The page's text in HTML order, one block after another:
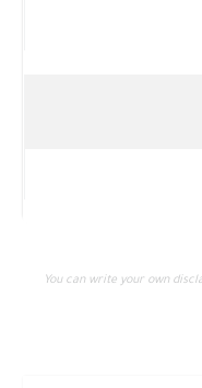
You can write your own